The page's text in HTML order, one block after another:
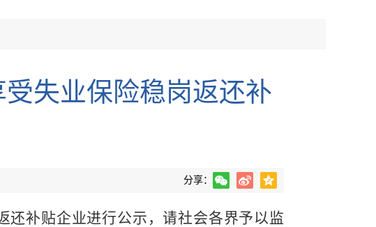
失业保险稳岗返还补
分享：
还补贴企业进行公示，请社会各界予以监